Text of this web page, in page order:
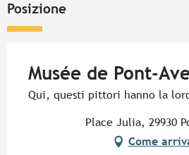
Posizione
Musée de Pont-
Qui, questi pittori hanno la
Place Julia, 29930
Come